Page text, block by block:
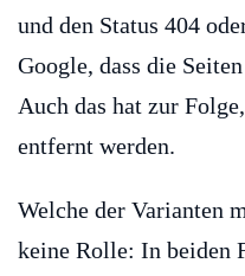
und den Status 404
Google, dass die
Auch das hat zur
entfernt werden.
Welche der Varianten
keine Rolle: In beiden